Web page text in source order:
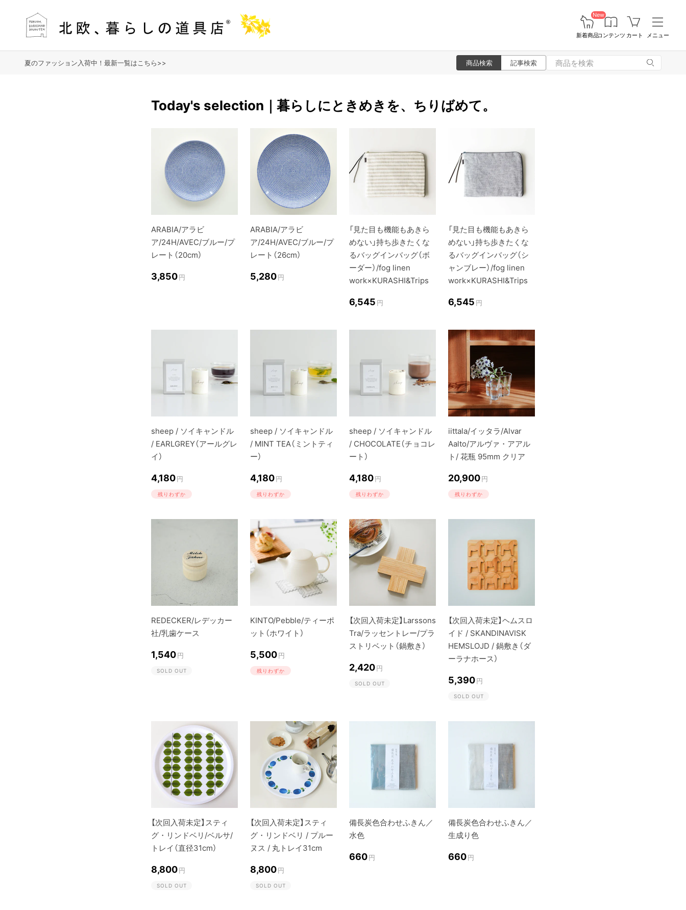
New
新着商品コンテンツ カート メニュー
夏のファッション入荷中！最新一覧はこちら>> 商品検索 記事検索
Today's selection｜暮らしにときめきを、ちりばめて。
ARABIA/アラビ
ア/24H/AVEC/ブルー/プ
レート（20cm）
3,850円
ARABIA/アラビ
ア/24H/AVEC/ブルー/プ
レート（26cm）
5,280円
「見た目も機能もあきら
めない」持ち歩きたくな
るバッグインバッグ（ボ
ーダー）/fog linen
work×KURASHI&Trips
6,545 円
「見た目も機能もあきら
めない」持ち歩きたくな
るバッグインバッグ（シ
ャンブレー）/fog linen
work×KURASHI&Trips
6,545 円
sheep / ソイキャンドル
/ EARLGREY（アールグレ
イ）
4,180円
残りわずか
sheep / ソイキャンドル
/ MINT TEA（ミントティ
ー）
4,180円
残りわずか
sheep / ソイキャンドル
/ CHOCOLATE（チョコレ
ート）
4,180円
残りわずか
iittala/イッタラ/Alvar
Aalto/アルヴァ・アアル
ト/ 花瓶 95mm クリア
20,900円
残りわずか
REDECKER/レデッカー
社/乳歯ケース
1,540円
SOLD OUT
KINTO/Pebble/ティーポ
ット（ホワイト）
5,500円
残りわずか
【次回入荷未定】Larssons
Tra/ラッセントレー/プラ
ストリベット（鍋敷き）
2,420円
SOLD OUT
【次回入荷未定】ヘムスロ
イド / SKANDINAVISK
HEMSLOJD / 鍋敷き（ダ
ーラナホース）
5,390円
SOLD OUT
【次回入荷未定】スティ
グ・リンドベリ/ベルサ/
トレイ（直径31cm）
8,800円
SOLD OUT
【次回入荷未定】スティ
グ・リンドベリ / プルー
ヌス / 丸トレイ31cm
8,800円
SOLD OUT
備長炭色合わせふきん／
水色
660円
備長炭色合わせふきん／
生成り色
660円